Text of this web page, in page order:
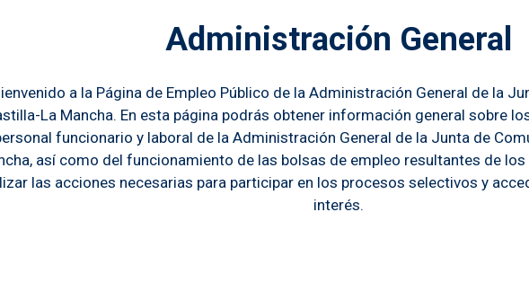
Administración General
a la Página de Empleo Público de la Administración General de la
La Mancha. En esta página podrás obtener información general sobre
funcionario y laboral de la Administración General de la Junta de
así como del funcionamiento de las bolsas de empleo resultantes de
las acciones necesarias para participar en los procesos selectivos y
interés.